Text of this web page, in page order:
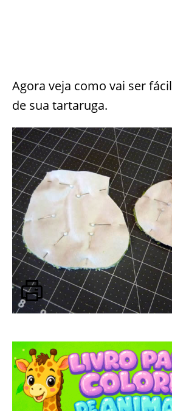
Agora veja como vai ser
de sua tartaruga.